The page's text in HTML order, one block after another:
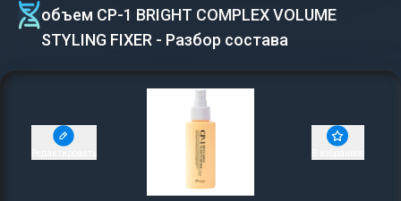
объем CP-1 BRIGHT COMPLEX VOLUME
STYLING FIXER - Разбор состава